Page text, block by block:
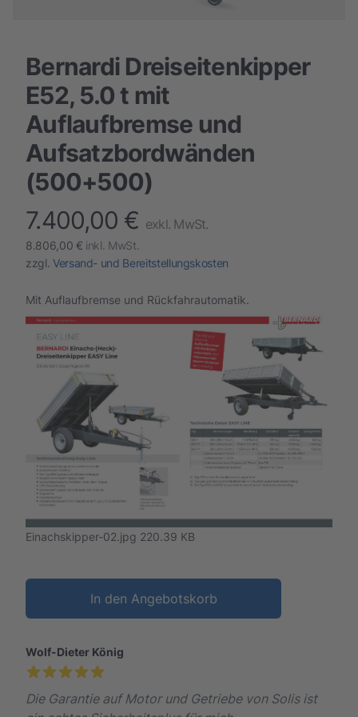
Bernardi Dreiseitenkipper
E52, 5.0 t mit
Auflaufbremse und
Aufsatzbordwänden
(500+500)
finalProduct information
7.400,00 € exkl. MwSt.
8.806,00 € inkl. MwSt.
zzgl. Versand- und Bereitstellungskosten
Mit Auflaufbremse und Rückfahrautomatik.
Einachskipper-02.jpg 220.39 KB
In den Angebotskorb
Wolf-Dieter König
Die Garantie auf Motor und Getriebe von Solis ist